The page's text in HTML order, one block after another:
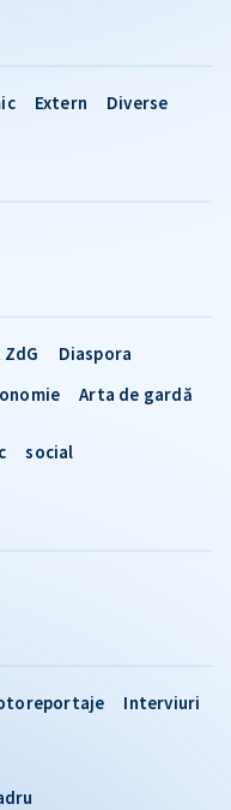
Extern Diverse
Interviuri
Diaspora
Arta de gardă
social